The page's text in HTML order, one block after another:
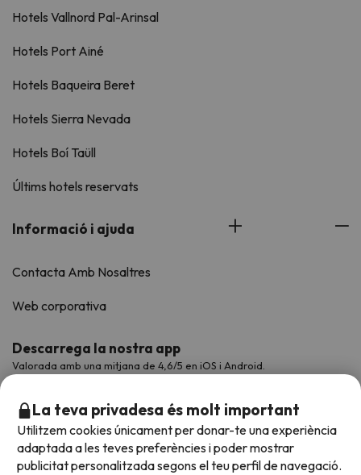
Hotels Vallnord Pal-Arinsal
Hotels Port Ainé
Hotels Baqueira Beret
Hotels Sierra Nevada
Hotels Boí Taüll
Últims hotels reservats
Informació i ajuda
Contacta Amb Nosaltres
Web corporativa
Descarrega la nostra app
Valorada amb una mitjana de 4,6/5 en iOS i Android.
La teva privadesa és molt important
Utilitzem cookies únicament per donar-te una experiència
adaptada a les teves preferències i poder mostrar
publicitat personalitzada segons el teu perfil de navegació.